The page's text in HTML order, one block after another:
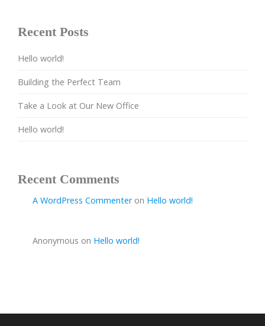
Recent Posts
Hello world!
Building the Perfect Team
Take a Look at Our New Office
Hello world!
Recent Comments
A WordPress Commenteron Hello world!
Anonymous on Hello world!